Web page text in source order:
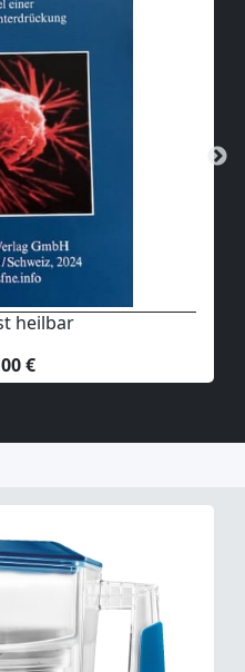
heilbar
€